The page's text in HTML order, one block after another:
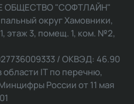
ОБЩЕСТВО "СОФТЛАЙН"
округ Хамовники,
этаж 3, помещ. 1, ком. №2,
/ ОКВЭД: 46.90
области IT по перечню,
России от 11 мая